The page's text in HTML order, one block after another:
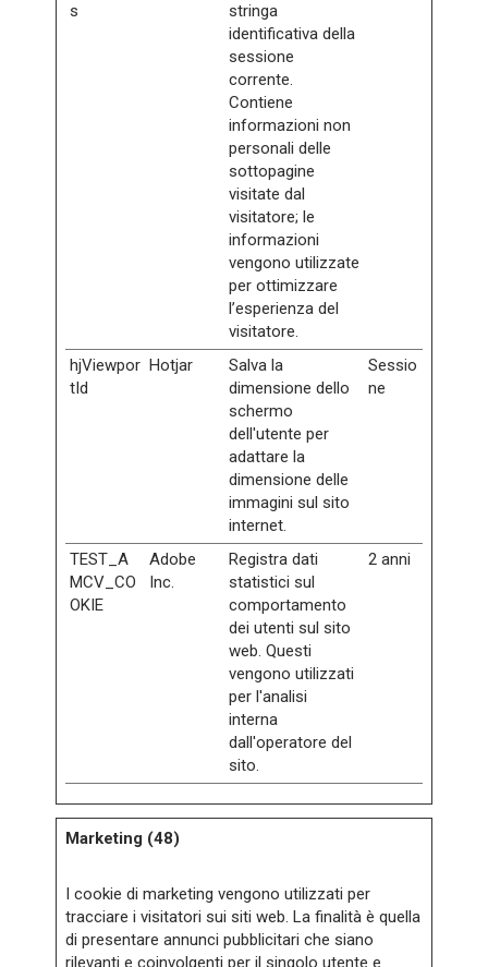
s
stringa
identificativa della
sessione
corrente.
Contiene
informazioni non
personali delle
sottopagine
visitate dal
visitatore; le
informazioni
vengono utilizzate
per ottimizzare
l’esperienza del
visitatore.
hjViewpor
tId
Hotjar
Salva la
dimensione dello
schermo
dell'utente per
adattare la
dimensione delle
immagini sul sito
internet.
Sessio
ne
TEST_A
MCV_CO
OKIE
Adobe
Inc.
Registra dati
statistici sul
comportamento
dei utenti sul sito
web. Questi
vengono utilizzati
per l'analisi
interna
dall'operatore del
sito.
2 anni
Marketing (48)
I cookie di marketing vengono utilizzati per
tracciare i visitatori sui siti web. La finalità è quella
di presentare annunci pubblicitari che siano
rilevanti e coinvolgenti per il singolo utente e